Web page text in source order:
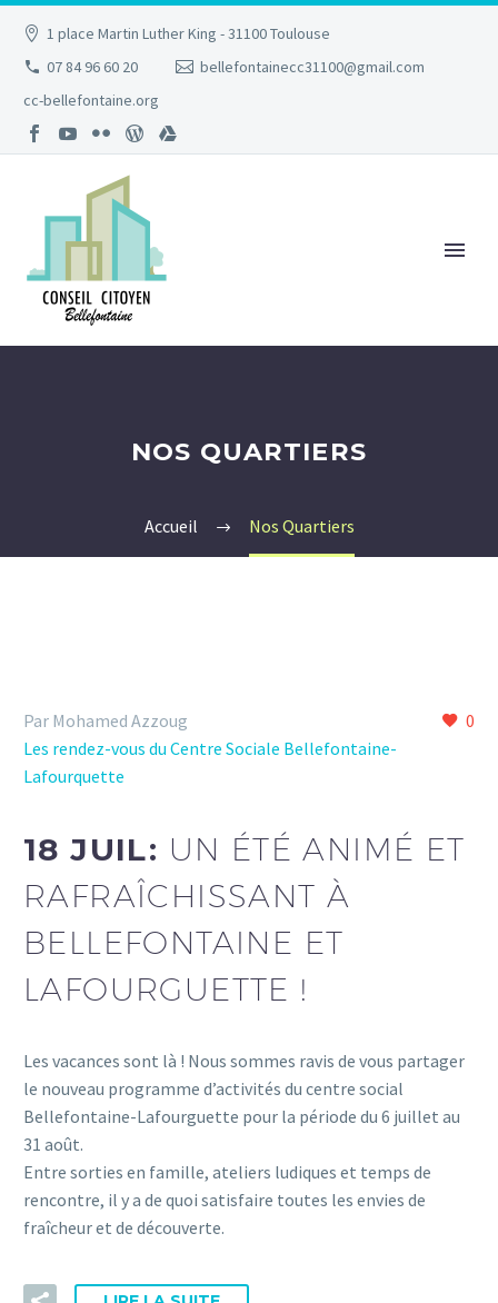
1 place Martin Luther King - 31100 Toulouse
07 84 96 60 20
bellefontainecc31100@gmail.com
cc-bellefontaine.org
NOS QUARTIERS
Accueil Nos Quartiers
0
Par Mohamed Azzoug
Les rendez-vous du Centre Sociale Bellefontaine-
Lafourquette
18 JUIL: UN ÉTÉ ANIMÉ ET
RAFRAÎCHISSANT À
BELLEFONTAINE ET
LAFOURGUETTE !
Les vacances sont là ! Nous sommes ravis de vous partager
le nouveau programme d’activités du centre social
Bellefontaine-Lafourguette pour la période du 6 juillet au
31 août.
Entre sorties en famille, ateliers ludiques et temps de
rencontre, il y a de quoi satisfaire toutes les envies de
fraîcheur et de découverte.